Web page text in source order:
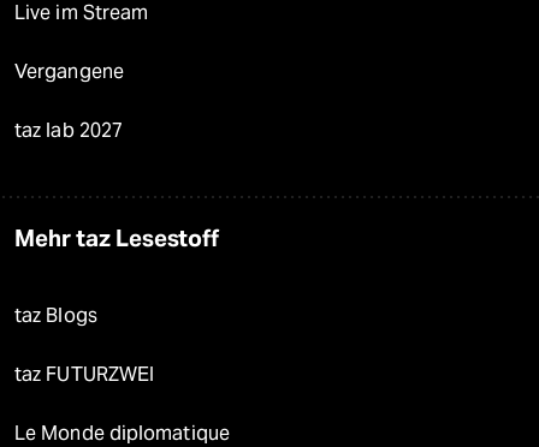
Live im Stream
Vergangene
taz lab 2027
Mehr taz Lesestoff
taz Blogs
taz FUTURZWEI
Le Monde diplomatique